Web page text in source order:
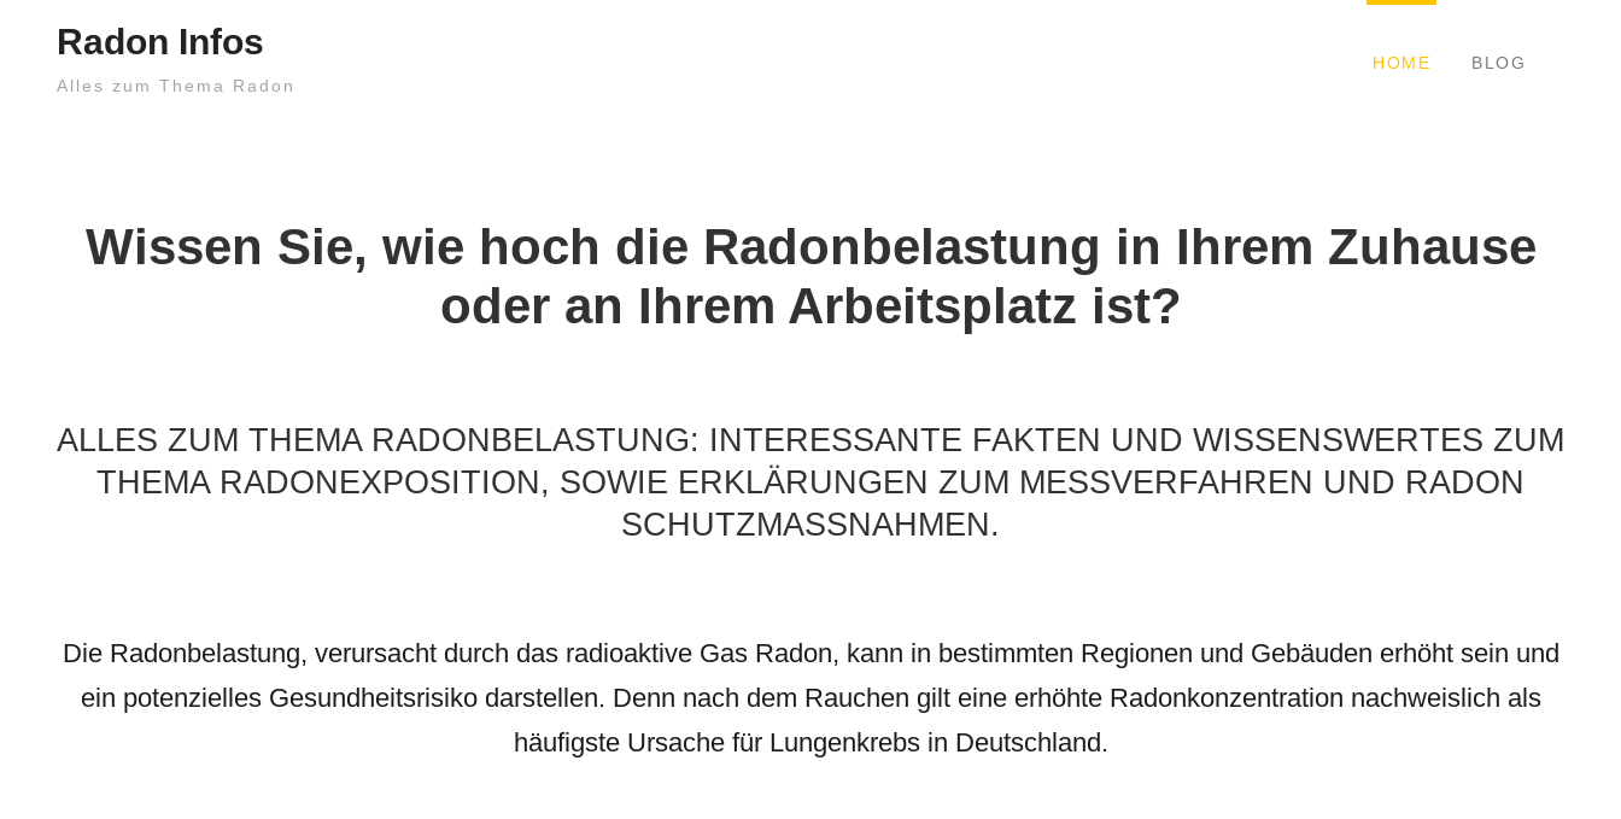
content
Radon Infos
Alles zum Thema Radon
HOME BLOG
Wissen Sie, wie hoch die Radonbelastung in Ihrem Zuhause
oder an Ihrem Arbeitsplatz ist?
ALLES ZUM THEMA RADONBELASTUNG: INTERESSANTE FAKTEN UND WISSENSWERTES ZUM
THEMA RADONEXPOSITION, SOWIE ERKLÄRUNGEN ZUM MESSVERFAHREN UND RADON
SCHUTZMASSNAHMEN.
Die Radonbelastung, verursacht durch das radioaktive Gas Radon, kann in bestimmten Regionen und Gebäuden erhöht sein und
ein potenzielles Gesundheitsrisiko darstellen. Denn nach dem Rauchen gilt eine erhöhte Radonkonzentration nachweislich als
häufigste Ursache für Lungenkrebs in Deutschland.